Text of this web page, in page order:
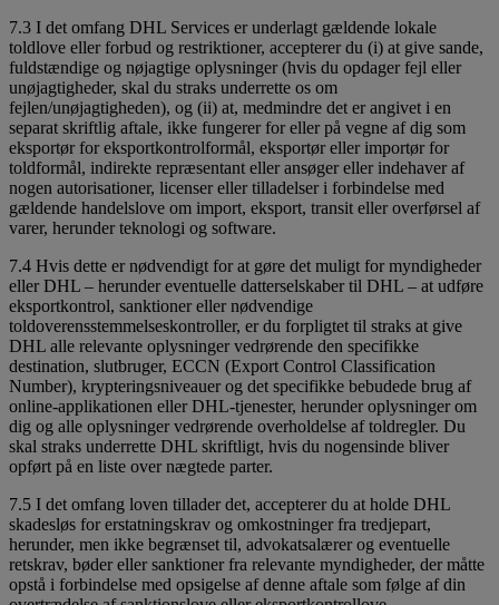
7.3 I det omfang DHL Services er underlagt gældende lokale
toldlove eller forbud og restriktioner, accepterer du (i) at give sande,
fuldstændige og nøjagtige oplysninger (hvis du opdager fejl eller
unøjagtigheder, skal du straks underrette os om
fejlen/unøjagtigheden), og (ii) at, medmindre det er angivet i en
separat skriftlig aftale, ikke fungerer for eller på vegne af dig som
eksportør for eksportkontrolformål, eksportør eller importør for
toldformål, indirekte repræsentant eller ansøger eller indehaver af
nogen autorisationer, licenser eller tilladelser i forbindelse med
gældende handelslove om import, eksport, transit eller overførsel af
varer, herunder teknologi og software.
7.4 Hvis dette er nødvendigt for at gøre det muligt for myndigheder
eller DHL – herunder eventuelle datterselskaber til DHL – at udføre
eksportkontrol, sanktioner eller nødvendige
toldoverensstemmelseskontroller, er du forpligtet til straks at give
DHL alle relevante oplysninger vedrørende den specifikke
destination, slutbruger, ECCN (Export Control Classification
Number), krypteringsniveauer og det specifikke bebudede brug af
online-applikationen eller DHL-tjenester, herunder oplysninger om
dig og alle oplysninger vedrørende overholdelse af toldregler. Du
skal straks underrette DHL skriftligt, hvis du nogensinde bliver
opført på en liste over nægtede parter.
7.5 I det omfang loven tillader det, accepterer du at holde DHL
skadesløs for erstatningskrav og omkostninger fra tredjepart,
herunder, men ikke begrænset til, advokatsalærer og eventuelle
retskrav, bøder eller sanktioner fra relevante myndigheder, der måtte
opstå i forbindelse med opsigelse af denne aftale som følge af din